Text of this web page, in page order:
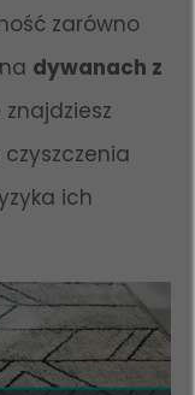
zarówno
dywanach z
ich